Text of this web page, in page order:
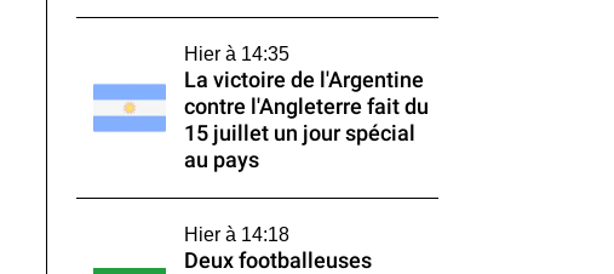
Hier à 14:35
La victoire de l'Argentine
contre l'Angleterre fait du
15 juillet un jour spécial
au pays
Hier à 14:18
Deux footballeuses